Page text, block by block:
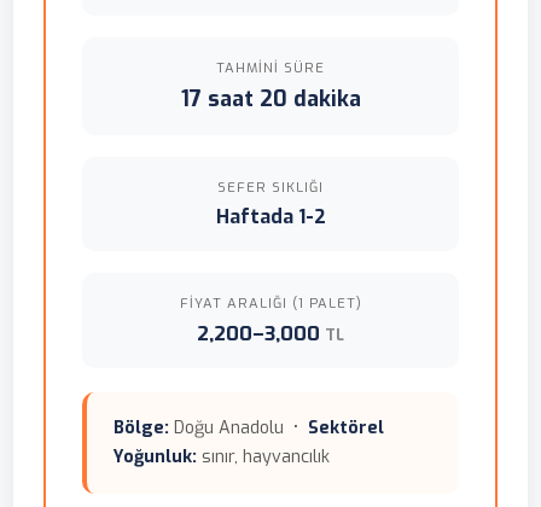
TAHMINI SÜRE
17 saat 20 dakika
SEFER SIKLIĞI
Haftada 1-2
FIYAT ARALIĞI (1 PALET)
2,200–3,000 TL
Bölge: Doğu Anadolu • Sektörel
Yoğunluk: sınır, hayvancılık